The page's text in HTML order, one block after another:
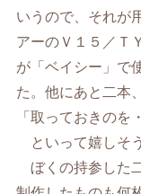
いうので、それが
アーのＶ１５／Ｔ
が「ベイシー」で
た。他にあと二本
「取っておきのを
といって嬉しそ
ぼくの持参した